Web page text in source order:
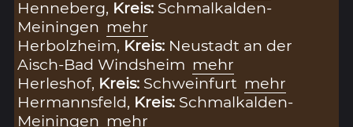
Henneberg, Kreis: Schmalkalden-
Meiningen mehr
Herbolzheim, Kreis: Neustadt an der
Aisch-Bad Windsheim mehr
Herleshof, Kreis: Schweinfurt mehr
Hermannsfeld, Kreis: Schmalkalden-
Meiningen mehr